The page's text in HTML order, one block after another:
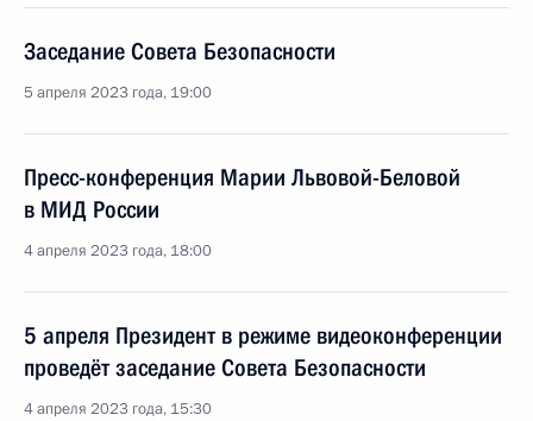
Заседание Совета Безопасности
5 апреля 2023 года, 19:00
Пресс-конференция Марии Львовой-Беловой
в МИД России
4 апреля 2023 года, 18:00
5 апреля Президент в режиме видеоконференции
проведёт заседание Совета Безопасности
4 апреля 2023 года, 15:30